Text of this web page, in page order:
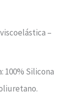
–
100% Silicona